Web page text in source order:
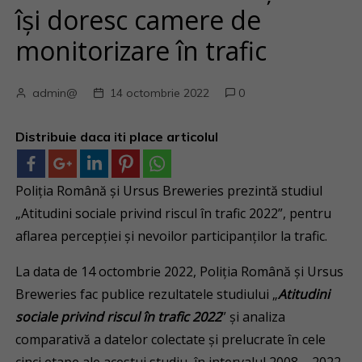
își doresc camere de
monitorizare în trafic
admin@ 14 octombrie 2022 0
Distribuie daca iti place articolul
Poliția Română și Ursus Breweries prezintă studiul
„Atitudini sociale privind riscul în trafic 2022”, pentru
aflarea percepției și nevoilor participanților la trafic.
La data de 14 octombrie 2022, Poliția Română și Ursus
Breweries fac publice rezultatele studiului „Atitudini
sociale privind riscul în trafic 2022” și analiza
comparativă a datelor colectate și prelucrate în cele